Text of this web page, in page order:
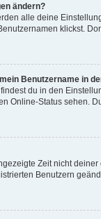
ändern?
alle deine
klickst.
Benutzername in
du in den
Online-Status sehen.
Zeit nicht
Benutzern